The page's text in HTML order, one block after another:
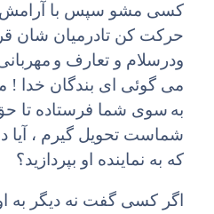
کسی مشو سپس با آرامش
حرکت کن تادرمیان شان
ودرسلام و تعارف و
می گوئی ای بندگان خدا !
به سوی شما فرستاده تا
شماست تحویل گیرم ، آیا
که به نماینده او بپردازید؟
اگر کسی گفت نه دیگر به